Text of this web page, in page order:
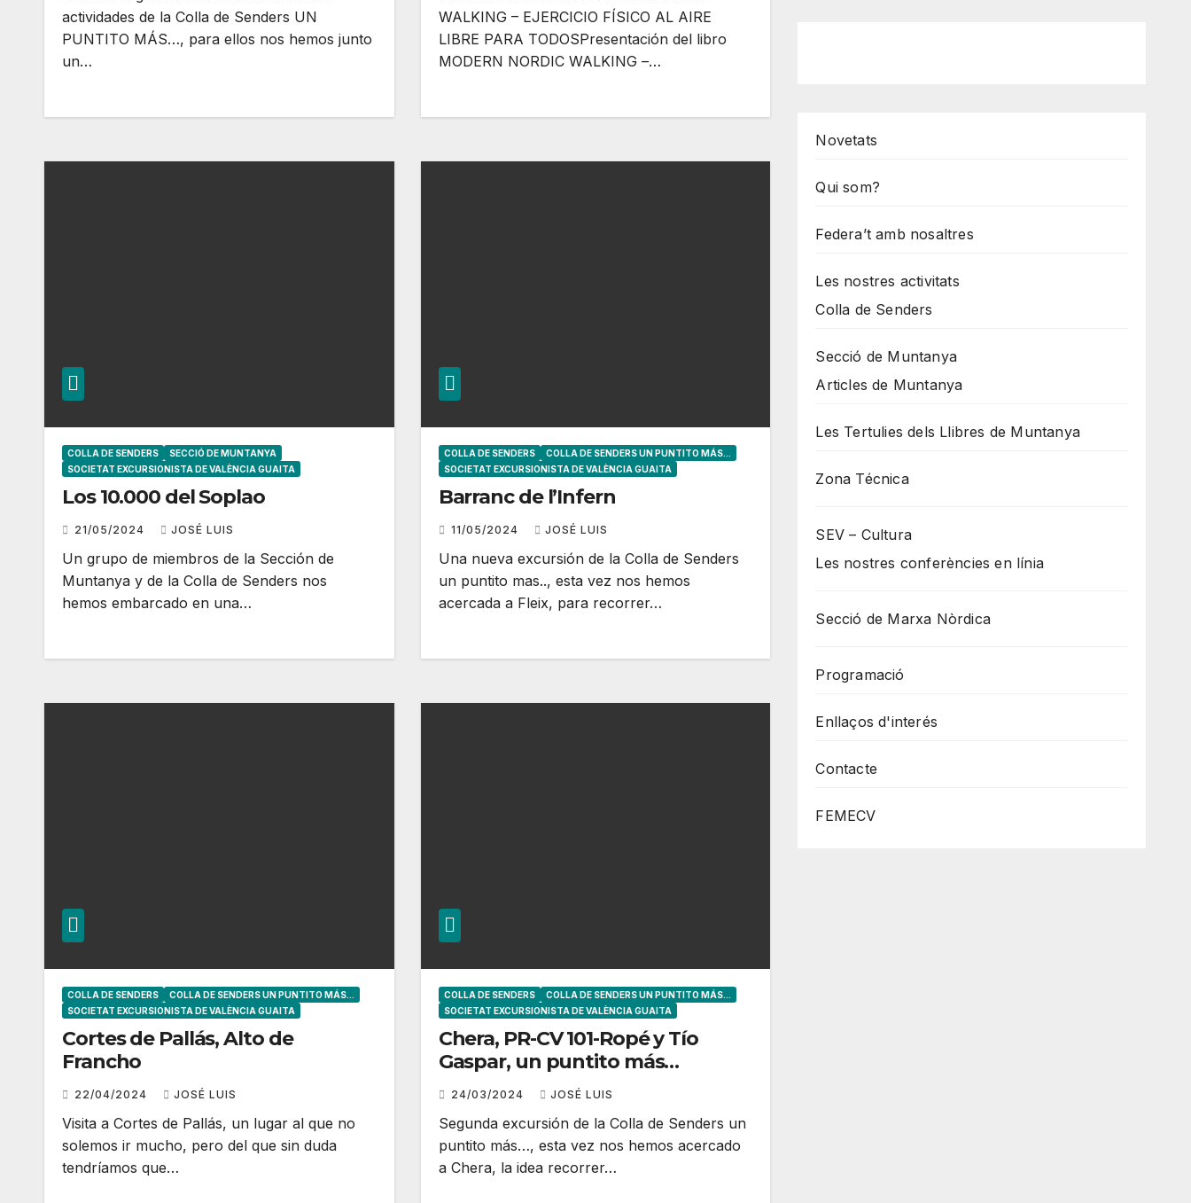
actividades de la Colla de Senders UN
PUNTITO MÁS…, para ellos nos hemos junto
un…
WALKING – EJERCICIO FÍSICO AL AIRE
LIBRE PARA TODOSPresentación del libro
MODERN NORDIC WALKING –…
COLLA DE SENDERS
SECCIÓ DE MUNTANYA
SOCIETAT EXCURSIONISTA DE VALÈNCIA GUAITA
Los 10.000 del Soplao
21/05/2024 JOSÉ LUIS
Un grupo de miembros de la Sección de
Muntanya y de la Colla de Senders nos
hemos embarcado en una…
COLLA DE SENDERS
COLLA DE SENDERS UN PUNTITO MÁS...
SOCIETAT EXCURSIONISTA DE VALÈNCIA GUAITA
Barranc de l’Infern
11/05/2024 JOSÉ LUIS
Una nueva excursión de la Colla de Senders
un puntito mas.., esta vez nos hemos
acercada a Fleix, para recorrer…
COLLA DE SENDERS
COLLA DE SENDERS UN PUNTITO MÁS...
SOCIETAT EXCURSIONISTA DE VALÈNCIA GUAITA
Cortes de Pallás, Alto de
Francho
22/04/2024 JOSÉ LUIS
Visita a Cortes de Pallás, un lugar al que no
solemos ir mucho, pero del que sin duda
tendríamos que…
COLLA DE SENDERS
COLLA DE SENDERS UN PUNTITO MÁS...
SOCIETAT EXCURSIONISTA DE VALÈNCIA GUAITA
Chera, PR-CV 101-Ropé y Tío
Gaspar, un puntito más…
24/03/2024 JOSÉ LUIS
Segunda excursión de la Colla de Senders un
puntito más…, esta vez nos hemos acercado
a Chera, la idea recorrer…
Novetats
Qui som?
Federa’t amb nosaltres
Les nostres activitats
Colla de Senders
Secció de Muntanya
Articles de Muntanya
Les Tertulies dels Llibres de Muntanya
Zona Técnica
SEV – Cultura
Les nostres conferències en línia
Secció de Marxa Nòrdica
Programació
Enllaços d'interés
Contacte
FEMECV